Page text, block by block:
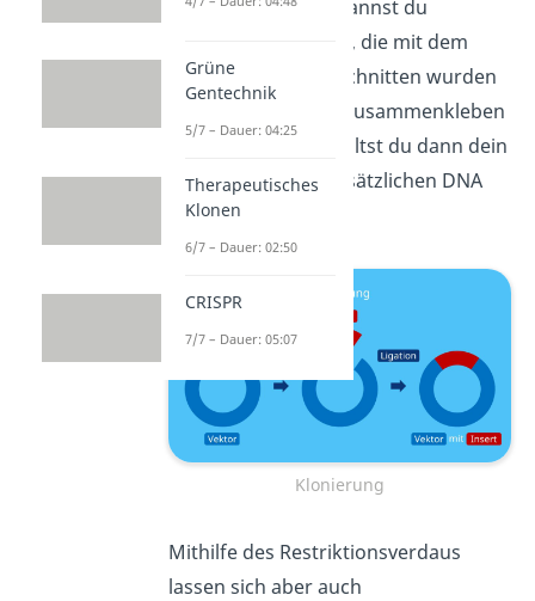
Im zweiten Schritt kannst du
verschiedene Enden, die mit dem
gleichen Enzym geschnitten wurden
mit Ligasen wieder zusammenkleben
Ligation
). So erhältst du dann dein
Plasmid mit dem zusätzlichen DNA
Abschnitt (=
Klonierung
Mithilfe des Restriktionsverdaus
lassen sich aber auch
Grüne
Gentechnik
5/7 – Dauer: 04:25
Therapeutisches
Klonen
6/7 – Dauer: 02:50
CRISPR
7/7 – Dauer: 05:07